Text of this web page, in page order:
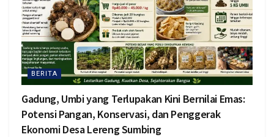
BERITA
Gadung, Umbi yang Terlupakan Kini Bernilai Emas:
Potensi Pangan, Konservasi, dan Penggerak
Ekonomi Desa Lereng Sumbing